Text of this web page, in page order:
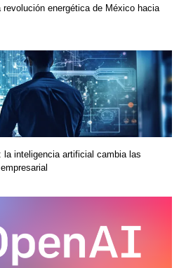
revolución energética de México hacia
la inteligencia artificial cambia las